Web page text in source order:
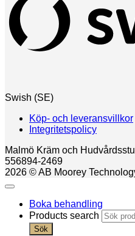
Swish (SE)
Köp- och leveransvillkor
Integritetspolicy
Malmö Kräm och
556894-2469
2026 © AB Moorey
Boka behandling
Products search
Sök